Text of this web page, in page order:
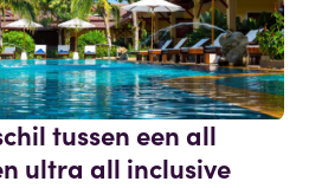
tussen een all
ultra all inclusive